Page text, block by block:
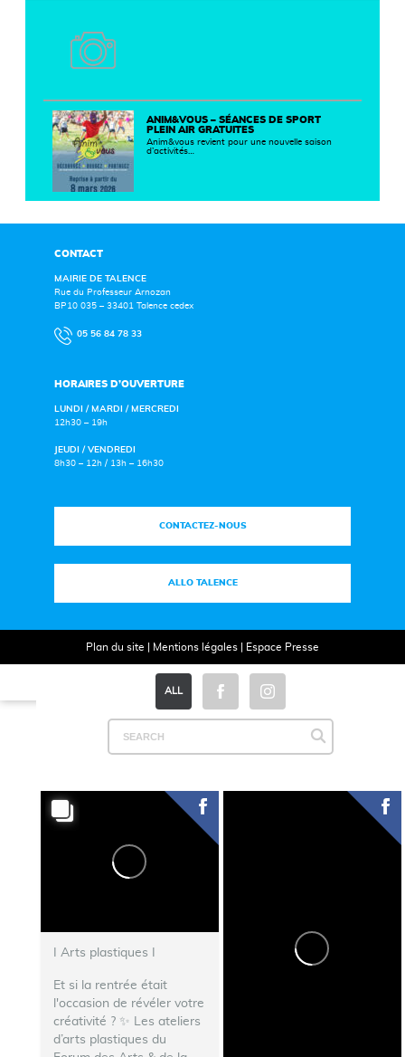
ALL
I Arts plastiques I
Et si la rentrée était
l'occasion de révéler votre
créativité ? ✨ Les ateliers
d’arts plastiques du
ANIM&VOUS – SÉANCES DE SPORT
PLEIN AIR GRATUITES
Anim&vous revient pour une nouvelle saison
d’activités…
CONTACT
MAIRIE DE TALENCE
Rue du Professeur Arnozan
BP10 035 – 33401 Talence cedex
05 56 84 78 33
HORAIRES D’OUVERTURE
LUNDI / MARDI / MERCREDI
12h30 – 19h
JEUDI / VENDREDI
8h30 – 12h / 13h – 16h30
CONTACTEZ-NOUS
ALLO TALENCE
Plan du site Mentions légales| Espace Presse